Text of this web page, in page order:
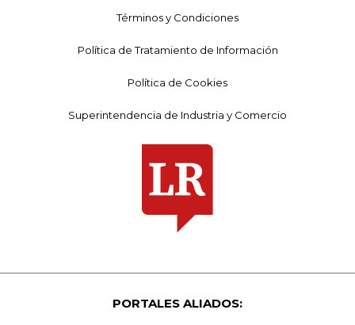
Términos y Condiciones
Política de Tratamiento de Información
Política de Cookies
Superintendencia de Industria y Comercio
PORTALES ALIADOS: